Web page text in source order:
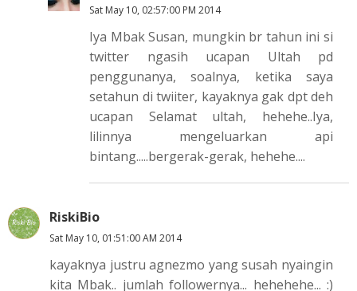
Sat May 10, 02:57:00 PM 2014
Iya Mbak Susan, mungkin br tahun ini si
twitter ngasih ucapan Ultah pd
penggunanya, soalnya, ketika saya
setahun di twiiter, kayaknya gak dpt deh
ucapan Selamat ultah, hehehe..Iya,
lilinnya mengeluarkan api
bintang.....bergerak-gerak, hehehe....
RiskiBio
Sat May 10, 01:51:00 AM 2014
kayaknya justru agnezmo yang susah nyaingin
kita Mbak.. jumlah followernya... hehehehe... :)